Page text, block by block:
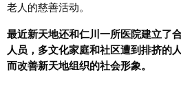
老人的慈善活动。
最近新天地还和仁川一所医院建立了
人员，多文化家庭和社区遭到排挤的
而改善新天地组织的社会形象。